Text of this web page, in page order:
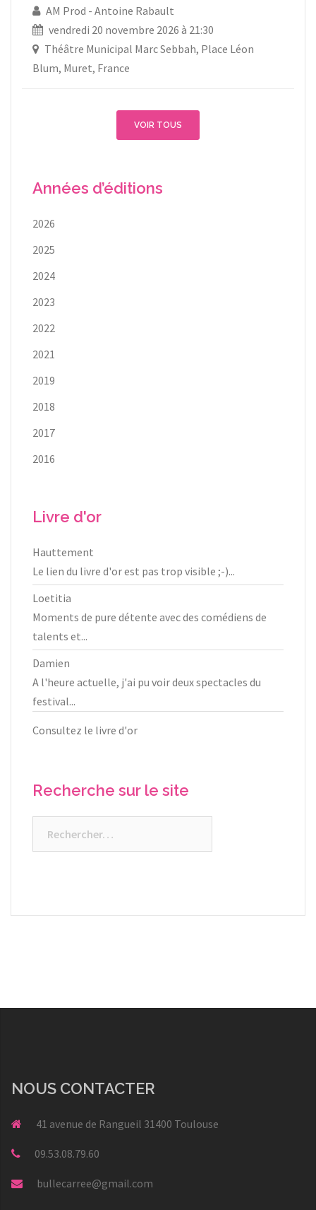
AM Prod
Antoine Rabault
vendredi 20 novembre 2026 à 21:30
Théâtre Municipal Marc Sebbah, Place Léon
Blum, Muret, France
VOIR TOUS
Années d’éditions
2026
2025
2024
2023
2022
2021
2019
2018
2017
2016
Livre d'or
Hauttement
Le lien du livre d'or est pas trop visible ;-)...
Loetitia
Moments de pure détente avec des comédiens de
talents et...
Damien
A l'heure actuelle, j'ai pu voir deux spectacles du
festival...
Consultez le livre d'or
Recherche sur le site
NOUS CONTACTER
41 avenue de Rangueil 31400 Toulouse
09.53.08.79.60
bullecarree@gmail.com